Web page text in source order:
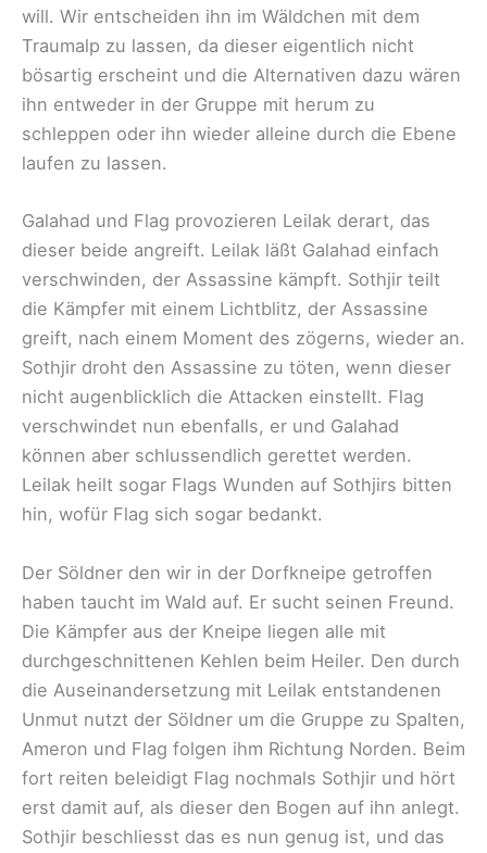
will. Wir entscheiden ihn im Wäldchen mit dem
Traumalp zu lassen, da dieser eigentlich nicht
bösartig erscheint und die Alternativen dazu wären
ihn entweder in der Gruppe mit herum zu
schleppen oder ihn wieder alleine durch die Ebene
laufen zu lassen.
Galahad und Flag provozieren Leilak derart, das
dieser beide angreift. Leilak läßt Galahad einfach
verschwinden, der Assassine kämpft. Sothjir teilt
die Kämpfer mit einem Lichtblitz, der Assassine
greift, nach einem Moment des zögerns, wieder an.
Sothjir droht den Assassine zu töten, wenn dieser
nicht augenblicklich die Attacken einstellt. Flag
verschwindet nun ebenfalls, er und Galahad
können aber schlussendlich gerettet werden.
Leilak heilt sogar Flags Wunden auf Sothjirs bitten
hin, wofür Flag sich sogar bedankt.
Der Söldner den wir in der Dorfkneipe getroffen
haben taucht im Wald auf. Er sucht seinen Freund.
Die Kämpfer aus der Kneipe liegen alle mit
durchgeschnittenen Kehlen beim Heiler. Den durch
die Auseinandersetzung mit Leilak entstandenen
Unmut nutzt der Söldner um die Gruppe zu Spalten,
Ameron und Flag folgen ihm Richtung Norden. Beim
fort reiten beleidigt Flag nochmals Sothjir und hört
erst damit auf, als dieser den Bogen auf ihn anlegt.
Sothjir beschliesst das es nun genug ist, und das